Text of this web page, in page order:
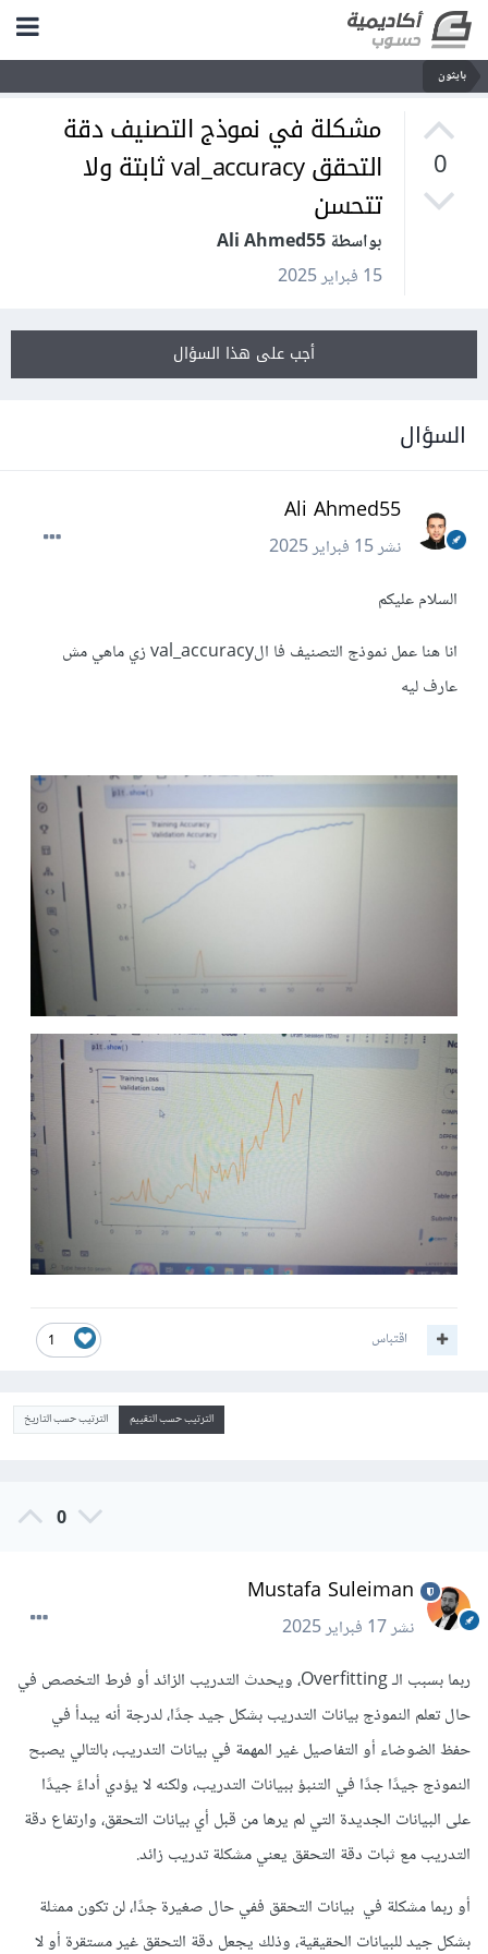
بايثون
0
مشكلة في نموذج التصنيف دقة
التحقق val_accuracy ثابتة ولا
تتحسن
بواسطة Ali Ahmed55
15 فبراير 2025
أجب على هذا السؤال
السؤال
Ali Ahmed55
نشر15 فبراير 2025
السلام عليكم
انا هنا عمل نموذج التصنيف فا الval_accuracy زي ماهي مش
عارف ليه
1 اقتباس
الترتيب حسب التقييم الترتيب حسب التاريخ
0
Mustafa Suleiman
نشر17 فبراير 2025
ربما بسبب الـ Overfitting، ويحدث التدريب الزائد أو فرط التخصص في
حال تعلم النموذج بيانات التدريب بشكل جيد جدًا، لدرجة أنه يبدأ في
حفظ الضوضاء أو التفاصيل غير المهمة في بيانات التدريب، بالتالي يصبح
النموذج جيدًا جدًا في التنبؤ ببيانات التدريب، ولكنه لا يؤدي أداءً جيدًا
على البيانات الجديدة التي لم يرها من قبل أي بيانات التحقق، وارتفاع دقة
التدريب مع ثبات دقة التحقق يعني مشكلة تدريب زائد.
أو ربما مشكلة في بيانات التحقق ففي حال صغيرة جدًا، لن تكون ممثلة
بشكل جيد للبيانات الحقيقية، وذلك يجعل دقة التحقق غير مستقرة أو لا